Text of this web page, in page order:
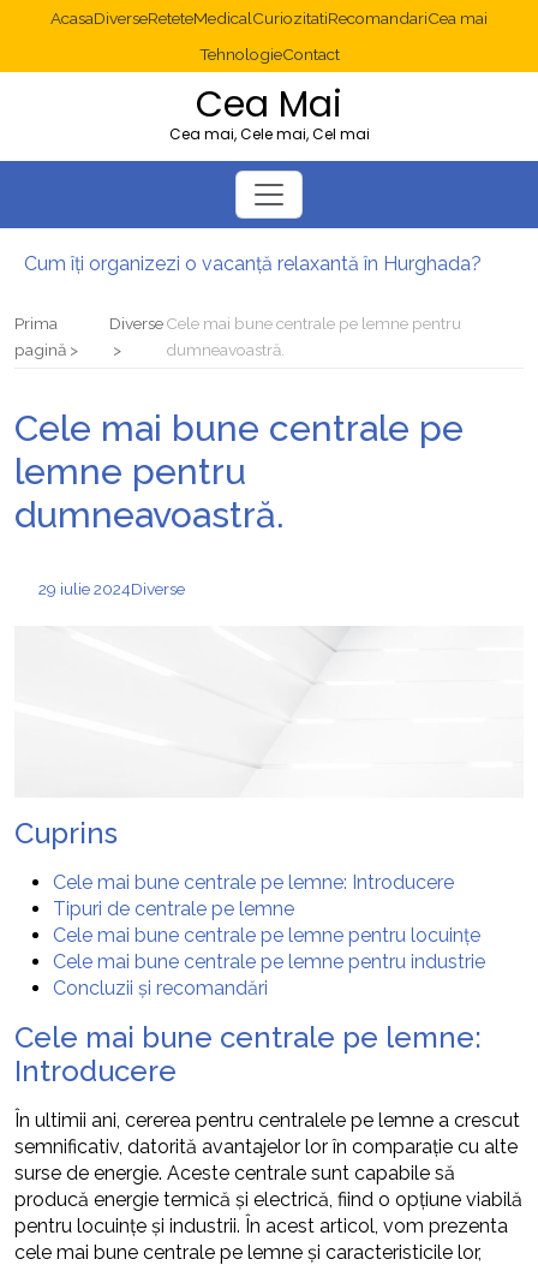
AcasaDiverseReteteMedicalCuriozitatiRecomandariCea mai
TehnologieContact
Cea Mai
Cea mai, Cele mai, Cel mai
Cum îți organizezi o vacanță relaxantă în Hurghada?
Prima
pagină
Diverse Cele mai bune centrale pe lemne pentru
dumneavoastră.
Cele mai bune centrale pe
lemne pentru
dumneavoastră.
29 iulie 2024Diverse
Cuprins
Cele mai bune centrale pe lemne: Introducere
Tipuri de centrale pe lemne
Cele mai bune centrale pe lemne pentru locuințe
Cele mai bune centrale pe lemne pentru industrie
Concluzii și recomandări
Cele mai bune centrale pe lemne:
Introducere
În ultimii ani, cererea pentru centralele pe lemne a crescut
semnificativ, datorită avantajelor lor în comparație cu alte
surse de energie. Aceste centrale sunt capabile să
producă energie termică și electrică, fiind o opțiune viabilă
pentru locuințe și industrii. În acest articol, vom prezenta
cele mai bune centrale pe lemne și caracteristicile lor,